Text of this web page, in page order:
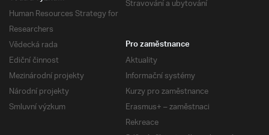
Stravování a ubytování
Human Resources Strategy for
Researchers
Vědecká rada
Ediční činnost
Mezinárodní projekty
Národní projekty
Smluvní výzkum
Pro zaměstnance
Aktuality
Informační systémy
Kurzy pro zaměstnance
Erasmus+ – zaměstnaci
Rekreace